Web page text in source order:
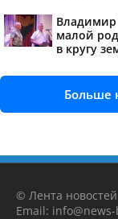
Владимир
малой
в кругу
Больше
© Лента
Email: